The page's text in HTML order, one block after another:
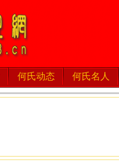
何氏动态 何氏名人